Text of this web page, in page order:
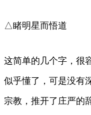
△睹明星而悟道
这简单的几个字，很
似乎懂了，可是没有
宗教，推开了庄严